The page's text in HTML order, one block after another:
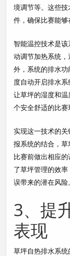
境调节等。这些
件，确保比赛能够
智能温控技术是
动调节加热系统
外，系统的排水
度自动开启排水
让草坪的湿度和
个安全舒适的比赛
实现这一技术的
报系统的结合，
比赛前做出相应
了草坪管理的效
误带来的潜在风险。
3、提
表现
草坪自热排水系